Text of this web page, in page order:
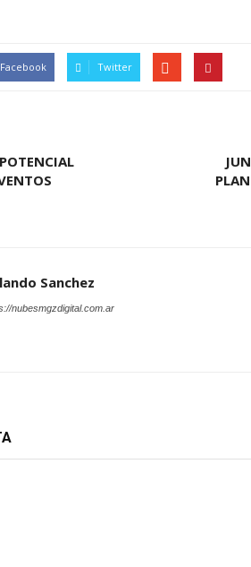
Facebook Twitter
Sanchez
nubesmgzdigital.com.ar